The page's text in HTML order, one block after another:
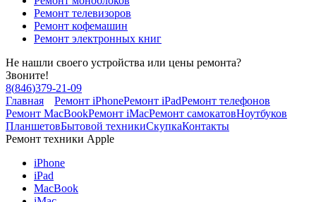
Ремонт телевизоров
Ремонт кофемашин
Ремонт электронных книг
Не нашли своего устройства или цены ремонта?
Звоните!
8(846)379-21-09
Главная
Ремонт iPhoneРемонт iPadРемонт телефонов
Ремонт MacBookРемонт iMacРемонт самокатовНоутбуков
ПланшетовБытовой техникиСкупкаКонтакты
Ремонт техники Apple
iPhone
iPad
MacBook